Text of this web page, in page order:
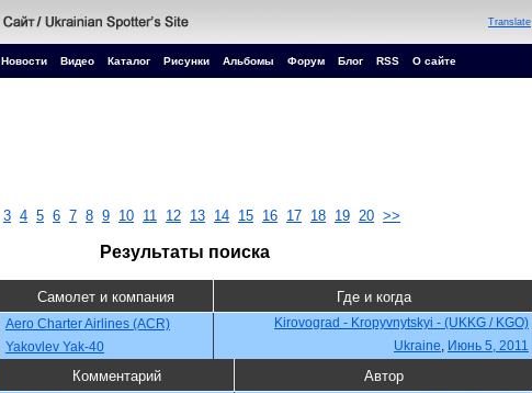
Translate
Новости Видео Каталог Рисунки Альбомы Форум Блог RSS О сайте
3 4 5 6 7 8 9 10 11 12 13 14 15 16 17 18 19 20 >>
Результаты поиска
Самолет и компания Где и когда
Aero Charter Airlines (ACR)
Kirovograd - Kropyvnytskyi - (UKKG / KGO)
Yakovlev Yak-40
Ukraine, Июнь 5, 2011
Комментарий Автор